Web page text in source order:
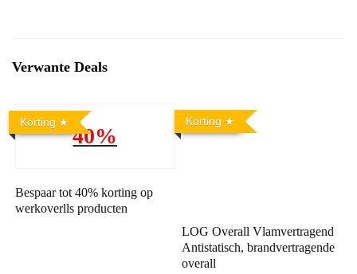
Verwante Deals
Korting
40%
Bespaar tot 40% korting op
werkoverlls producten
Korting
LOG Overall Vlamvertragend
Antistatisch, brandvertragende
overall